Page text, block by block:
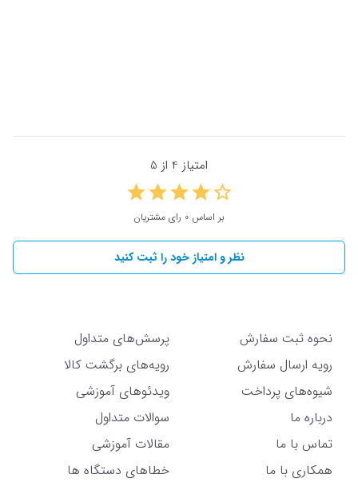
امتیاز 4 از 5
بر اساس 0 رای مشتریان
نظر و امتیاز خود را ثبت کنید
نحوه ثبت سفارش
رویه ارسال سفارش
شیوه‌های پرداخت
پرسش‌های متداول
رویه‌های برگشت کالا
ویدئوهای آموزشی
درباره ما
تماس با ما
همکاری با ما
سوالات متداول
مقالات آموزشی
خطاهای دستگاه ها